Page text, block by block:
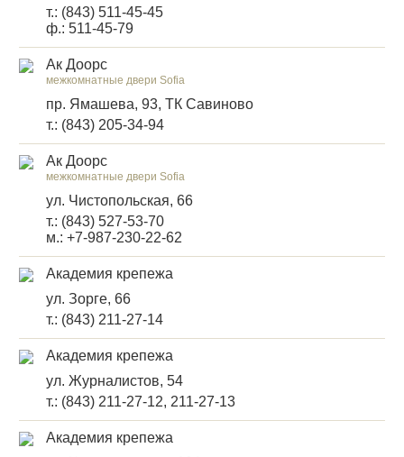
т.: (843) 511-45-45
ф.: 511-45-79
Ак Доорс
межкомнатные двери Sofia
пр. Ямашева, 93, ТК Савиново
т.: (843) 205-34-94
Ак Доорс
межкомнатные двери Sofia
ул. Чистопольская, 66
т.: (843) 527-53-70
м.: +7-987-230-22-62
Академия крепежа
ул. Зорге, 66
т.: (843) 211-27-14
Академия крепежа
ул. Журналистов, 54
т.: (843) 211-27-12, 211-27-13
Академия крепежа